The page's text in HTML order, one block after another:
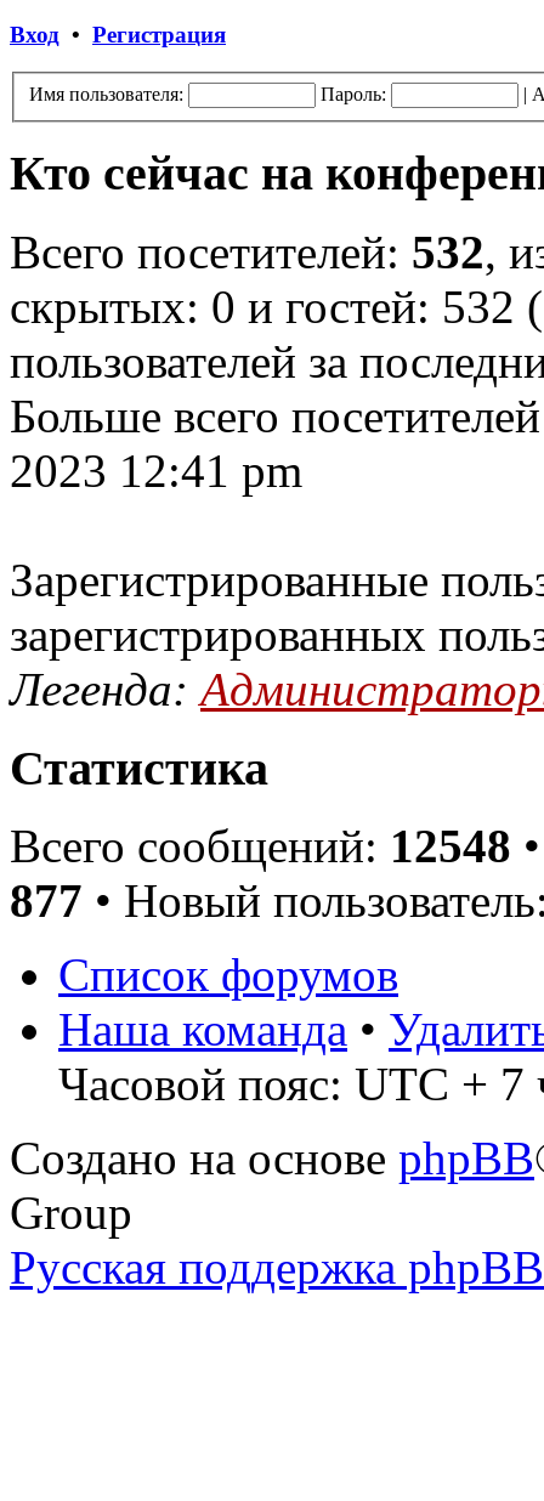
Вход • Регистрация
Имя пользователя: Пароль: |
Кто сейчас на
Всего посетителей: 532,
скрытых: 0 и гостей: 532
пользователей за
Больше всего
2023 12:41 pm
Зарегистрированные
зарегистрированных
Легенда:
Статистика
Всего сообщений: 12548
877 • Новый
Список форумов
Наша команда •
Часовой пояс: UTC + 7
Создано на основе phpBB
Group
Русская поддержка phpBB